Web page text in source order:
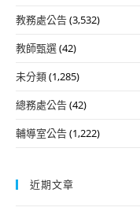
教務處公告(3,532)
教師甄選(42)
未分類(1,285)
總務處公告(42)
輔導室公告(1,222)
近期文章